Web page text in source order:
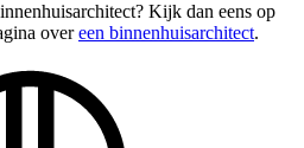
Kijk dan eens op
overeen binnenhuisarchitect.